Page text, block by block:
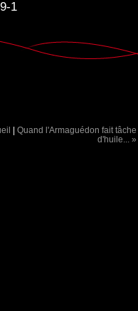
1
| Quand l'Armaguédon fait tâche
d'huile... »